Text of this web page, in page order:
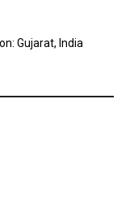
Gujarat, India